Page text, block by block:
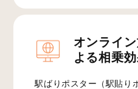
オンライ
よる相乗
駅ばりポスター（駅貼り